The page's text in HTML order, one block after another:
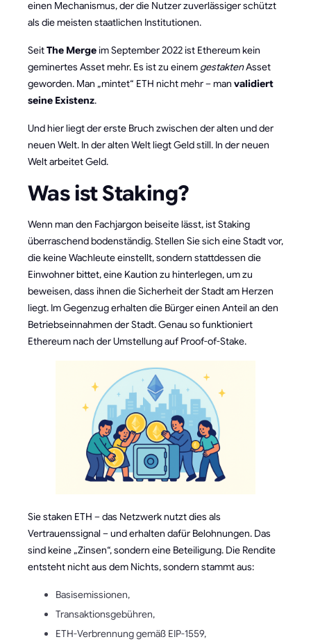
einen Mechanismus, der die Nutzer zuverlässiger schützt
als die meisten staatlichen Institutionen.
SeitThe Mergeim September 2022 ist Ethereum kein
geminertes Asset mehr. Es ist zu einem gestaktenAsset
geworden. Man „mintet“ ETH nicht mehr – man validiert
seine Existenz.
Und hier liegt der erste Bruch zwischen der alten und der
neuen Welt. In der alten Welt liegt Geld still. In der neuen
Welt arbeitet Geld.
Was ist Staking?
Wenn man den Fachjargon beiseite lässt, ist Staking
überraschend bodenständig. Stellen Sie sich eine Stadt vor,
die keine Wachleute einstellt, sondern stattdessen die
Einwohner bittet, eine Kaution zu hinterlegen, um zu
beweisen, dass ihnen die Sicherheit der Stadt am Herzen
liegt. Im Gegenzug erhalten die Bürger einen Anteil an den
Betriebseinnahmen der Stadt. Genau so funktioniert
Ethereum nach der Umstellung auf Proof-of-Stake.
Sie staken ETH – das Netzwerk nutzt dies als
Vertrauenssignal – und erhalten dafür Belohnungen. Das
sind keine „Zinsen“, sondern eine Beteiligung. Die Rendite
entsteht nicht aus dem Nichts, sondern stammt aus:
Basisemissionen,
Transaktionsgebühren,
ETH-Verbrennung gemäß EIP-1559,